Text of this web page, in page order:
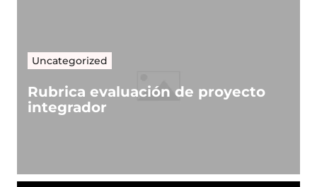
Uncategorized
Rubrica evaluación de proyecto
integrador